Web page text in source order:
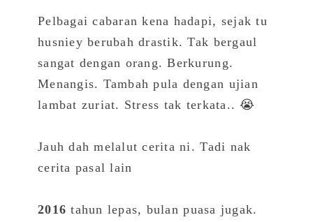
Pelbagai cabaran kena hadapi, sejak tu
husniey berubah drastik. Tak bergaul
sangat dengan orang. Berkurung.
Menangis. Tambah pula dengan ujian
lambat zuriat. Stress tak terkata.. 😭
Jauh dah melalut cerita ni. Tadi nak
cerita pasal lain
2016 tahun lepas, bulan puasa jugak.